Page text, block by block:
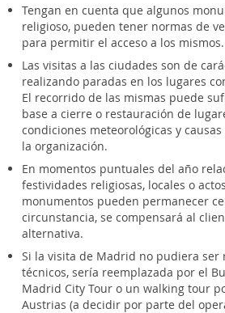
Tengan en cuenta que algunos
religioso, pueden tener normas de
para permitir el acceso a los mismos.
Las visitas a las ciudades son de
realizando paradas en los lugares
El recorrido de las mismas puede
base a cierre o restauración de
condiciones meteorológicas y
la organización.
En momentos puntuales del año
festividades religiosas, locales o
monumentos pueden permanecer
circunstancia, se compensará al
alternativa.
Si la visita de Madrid no pudiera ser
técnicos, sería reemplazada por el
Madrid City Tour o un walking tour
Austrias (a decidir por parte del